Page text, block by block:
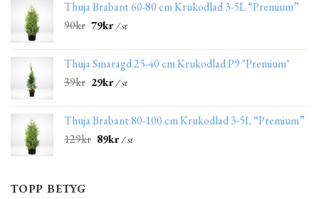
Thuja Brabant 60-80 cm Krukodlad 3-5L “Premium”
90kr 79kr/ st
Thuja Smaragd 25-40 cm Krukodlad P9 "Premium"
39kr 29kr/ st
Thuja Brabant 80-100 cm Krukodlad 3-5L “Premium”
129kr 89kr/ st
TOPP BETYG